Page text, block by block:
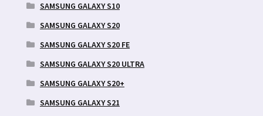
SAMSUNG GALAXY S10
SAMSUNG GALAXY S20
SAMSUNG GALAXY S20 FE
SAMSUNG GALAXY S20 ULTRA
SAMSUNG GALAXY S20+
SAMSUNG GALAXY S21